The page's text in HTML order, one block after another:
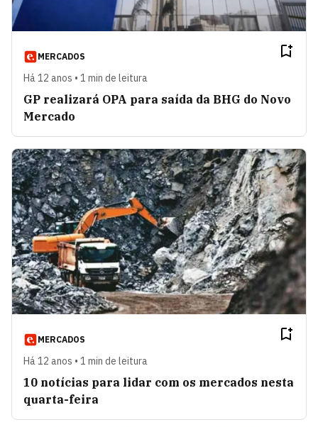
MERCADOS
Há 12 anos • 1 min de leitura
GP realizará OPA para saída da BHG do Novo
Mercado
MERCADOS
Há 12 anos • 1 min de leitura
10 notícias para lidar com os mercados nesta
quarta-feira